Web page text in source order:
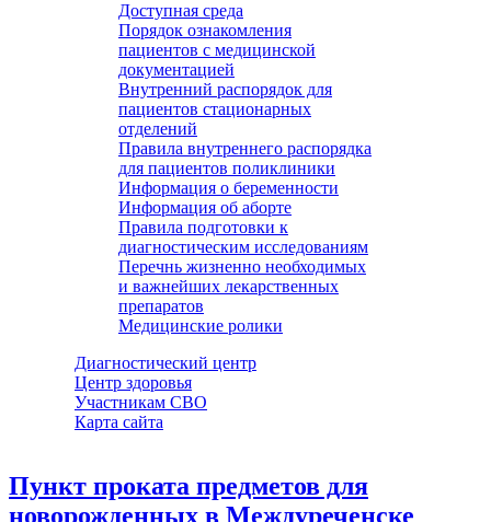
Доступная среда
Порядок ознакомления
пациентов с медицинской
документацией
Внутренний распорядок для
пациентов стационарных
отделений
Правила внутреннего распорядка
для пациентов поликлиники
Информация о беременности
Информация об аборте
Правила подготовки к
диагностическим исследованиям
Перечнь жизненно необходимых
и важнейших лекарственных
препаратов
Медицинские ролики
Диагностический центр
Центр здоровья
Участникам СВО
Карта сайта
Пункт проката предметов для
новорожденных в Междуреченске